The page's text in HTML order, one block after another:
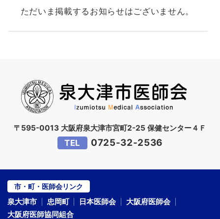
ただいま掲載するお知らせはございません。
〒595-0013 大阪府泉大津市宮町2-25 保健センター４Ｆ
TEL 0725-32-2536
市・町・医師会リンク
泉大津市 忠岡町 日本医師会
大阪府医師会
大阪府医師協同組合